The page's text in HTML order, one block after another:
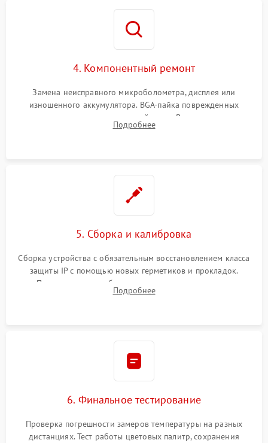
4. Компонентный ремонт
Замена неисправного микроболометра, дисплея или
изношенного аккумулятора. BGA-пайка поврежденных
контроллеров на материнской плате. Восстановление
разъемов и кнопок, замена поврежденных элементов
Подробнее
5. Сборка и калибровка
Сборка устройства с обязательным восстановлением класса
защиты IP с помощью новых герметиков и прокладок.
Программная калибровка матрицы по эталонному
абсолютно черному телу для точного измерения температур.
Подробнее
6. Финальное тестирование
Проверка погрешности замеров температуры на разных
дистанциях. Тест работы цветовых палитр, сохранения